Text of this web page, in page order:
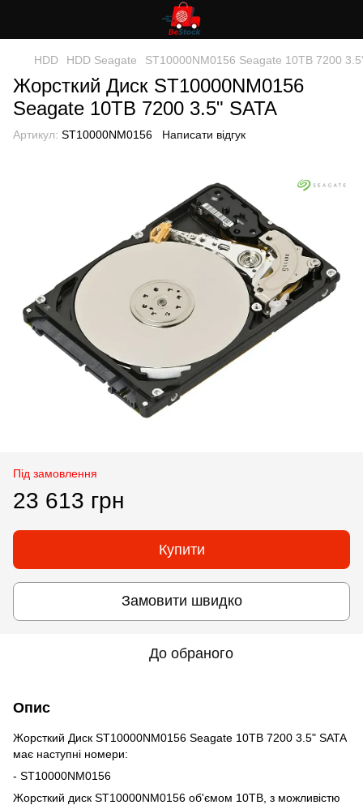
HDD HDD Seagate ST10000NM0156 Seagate 10TB 7200
Жорсткий Диск ST10000NM0156
Seagate 10TB 7200 3.5" SATA
Артикул: ST10000NM0156 Написати відгук
Під замовлення
23 613 грн
Купити
Замовити швидко
До обраного
Опис
Жорсткий Диск ST10000NM0156 Seagate 10TB 7200 3.5" SATA
має наступні номери:
- ST10000NM0156
Жорсткий диск ST10000NM0156 об'ємом 10TB, з можливістю